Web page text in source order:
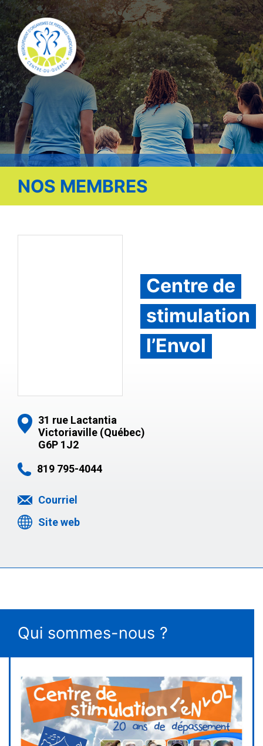
Publications
Nous contacter
Offre d’emploi
Facebook
NOS MEMBRES
Centre de
stimulation
l’Envol
31 rue Lactantia
Victoriaville (Québec)
G6P 1J2
819 795-4044
Courriel
Site web
Qui sommes-nous ?